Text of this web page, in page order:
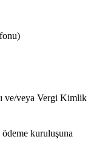
ve/veya Vergi Kimlik
ödeme kuruluşuna